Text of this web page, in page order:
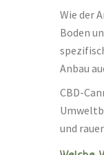
Wie der
Boden
Anbau
CBD-
und